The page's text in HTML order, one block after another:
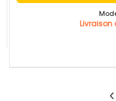
Livraison